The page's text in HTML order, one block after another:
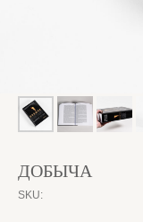
ДОБЫЧА
SKU: